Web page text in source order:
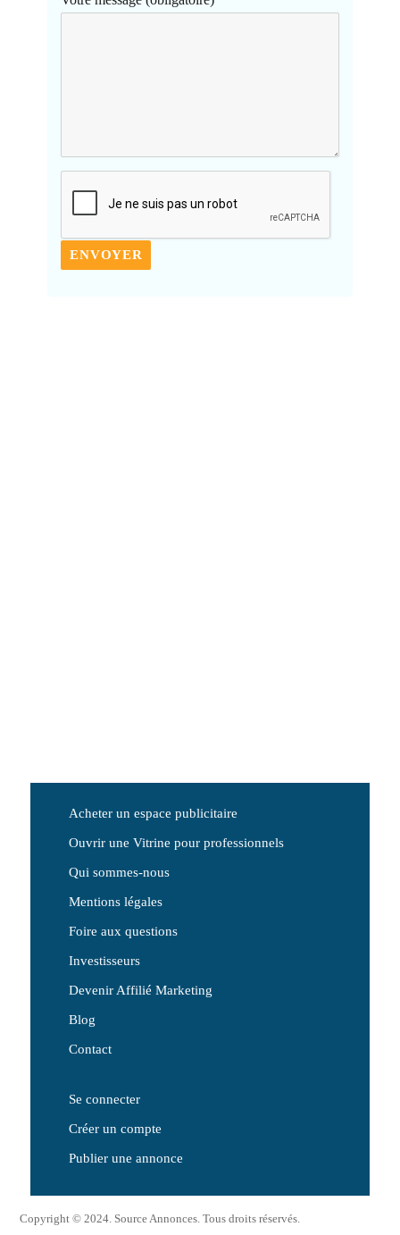
Acheter un espace publicitaire
Ouvrir une Vitrine pour professionnels
Qui sommes-nous
Mentions légales
Foire aux questions
Investisseurs
Devenir Affilié Marketing
Blog
Contact
Se connecter
Créer un compte
Publier une annonce
Copyright © 2024. Source Annonces. Tous droits réservés.